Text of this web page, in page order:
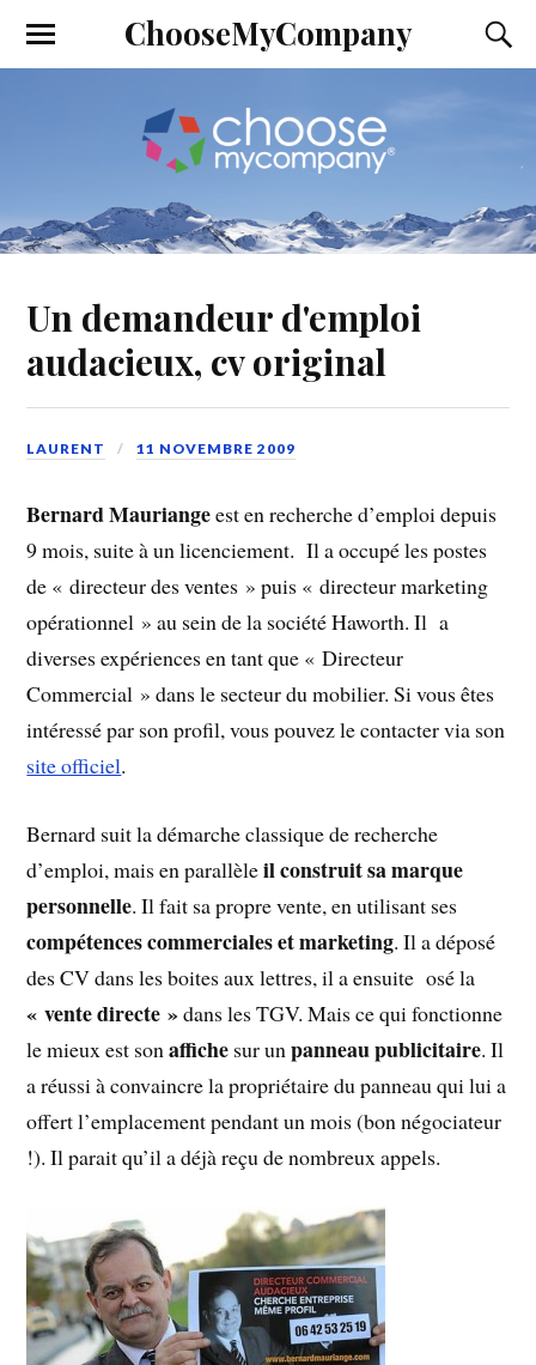
ChooseMyCompany
Un demandeur d'emploi
audacieux, cv original
LAURENT 11 NOVEMBRE 2009
Bernard Mauriangeest en recherche d’emploi depuis
9 mois, suite à un licenciement. Il a occupé les postes
de « directeur des ventes » puis « directeur marketing
opérationnel » au sein de la société Haworth. Il a
diverses expériences en tant que « Directeur
Commercial » dans le secteur du mobilier. Si vous êtes
intéressé par son profil, vous pouvez le contacter via son
site officiel.
Bernard suit la démarche classique de recherche
d’emploi, mais en parallèleil construit sa marque
personnelle. Il fait sa propre vente, en utilisant ses
compétences commerciales et marketing. Il a déposé
des CV dans les boites aux lettres, il a ensuite osé la
« vente directe »dans les TGV. Mais ce qui fonctionne
le mieux est sonaffiche sur unpanneau publicitaire. Il
a réussi à convaincre la propriétaire du panneau qui lui a
offert l’emplacement pendant un mois (bon négociateur
!). Il parait qu’il a déjà reçu de nombreux appels.